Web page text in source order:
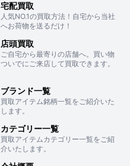
宅配買取
人気NO.1の買取方法！自宅から当社
へお荷物を送るだけ！
店頭買取
ご自宅から最寄りの店舗へ。買い物
ついでにご来店して買取できます。
ブランド一覧
買取アイテム銘柄一覧をご紹介いた
します。
カテゴリー一覧
買取アイテムカテゴリー一覧をご紹
介いたします。